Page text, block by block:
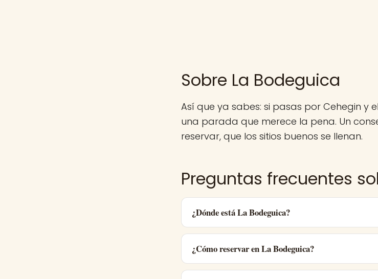
Sobre La Bodeguica
Así que ya sabes: si pasas por Cehegin y
una parada que merece la pena. Un
reservar, que los sitios buenos se llenan.
Preguntas frecuentes
¿Dónde está La Bodeguica?
¿Cómo reservar en La Bodeguica?